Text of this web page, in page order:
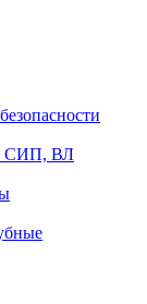
СИП, ВЛ